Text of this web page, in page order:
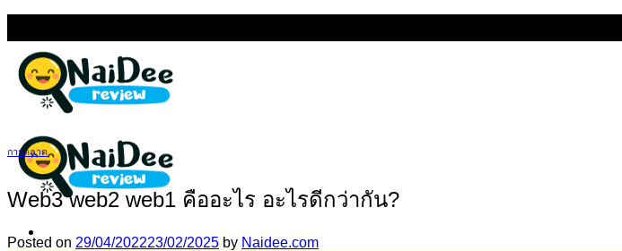
content
การตลาด
Web3 web2 web1 คืออะไร อะไรดีกว่ากัน?
Posted on 29/04/202223/02/2025 by Naidee.com